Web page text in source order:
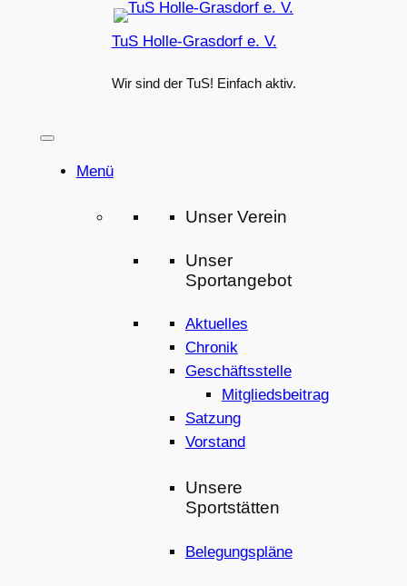
TuS Holle-Grasdorf e. V.
Wir sind der TuS! Einfach aktiv.
Menü
Unser Verein
Unser
Sportangebot
Aktuelles
Chronik
Geschäftsstelle
Mitgliedsbeitrag
Satzung
Vorstand
Unsere
Sportstätten
Belegungspläne